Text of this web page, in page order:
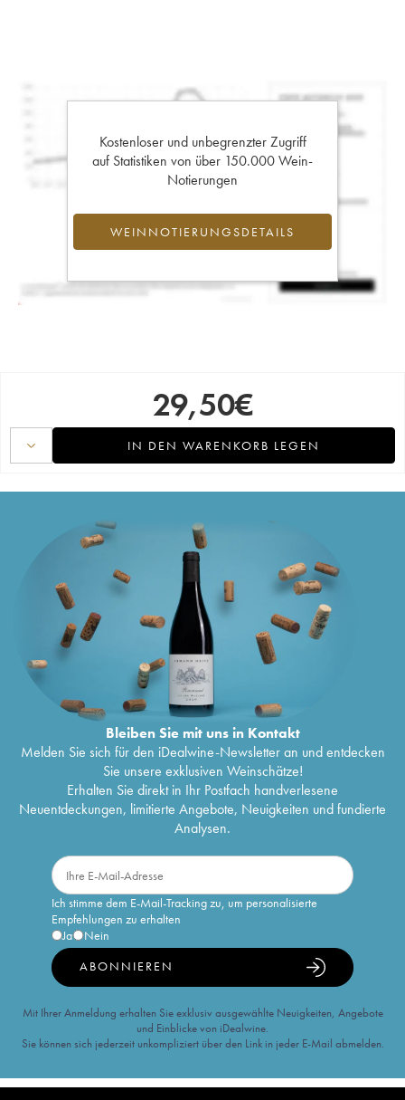
Kostenloser und unbegrenzter Zugriff
auf Statistiken von über 150.000 Wein-
Notierungen
WEINNOTIERUNGSDETAILS
29,50€
IN DEN WARENKORB LEGEN
Bleiben Sie mit uns in Kontakt
Melden Sie sich für den iDealwine-Newsletter an und entdecken
Sie unsere exklusiven Weinschätze!
Erhalten Sie direkt in Ihr Postfach handverlesene
Neuentdeckungen, limitierte Angebote, Neuigkeiten und fundierte
Analysen.
Ich stimme dem E-Mail-Tracking zu, um personalisierte
Empfehlungen zu erhalten
Ja
Nein
ABONNIEREN
Mit Ihrer Anmeldung erhalten Sie exklusiv ausgewählte Neuigkeiten, Angebote
und Einblicke von iDealwine.
Sie können sich jederzeit unkompliziert über den Link in jeder E-Mail abmelden.